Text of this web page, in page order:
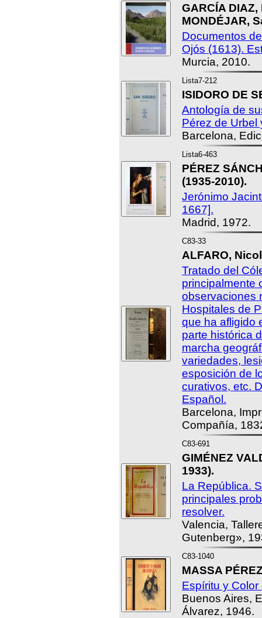
GARCÍA
MONDÉJAR,
Documentos
Ojós (1613).
Murcia, 2010.
Lista7-212
ISIDORO DE
Antología de
Pérez de Urbel
Barcelona,
Lista6-463
PÉREZ
(1935-2010).
Jerónimo
1667].
Madrid, 1972.
C83-33
ALFARO,
Tratado del
principalmente
observaciones
Hospitales de
que ha afligido
parte histórica
marcha
variedades,
esposición de
curativos, etc.
Español.
Barcelona,
Compañía,
C83-691
GIMÉNEZ
1933).
La República.
principales
resolver.
Valencia,
Gutenberg»,
C83-1040
MASSA
Espíritu y
Buenos Aires,
Álvarez, 1946.